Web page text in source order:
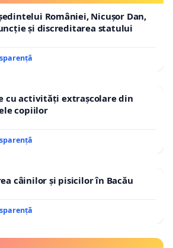
României, Nicușor Dan,
și discreditarea statului
cu activități extrașcolare din
copiilor
câinilor și pisicilor în Bacău